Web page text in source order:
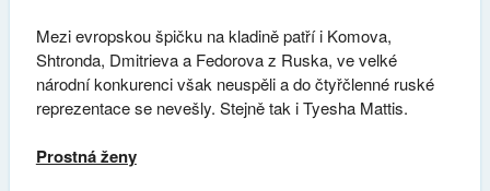
Mezi evropskou špičku na kladině patří i Komova,
Shtronda, Dmitrieva a Fedorova z Ruska, ve velké
národní konkurenci však neuspěli a do čtyřčlenné ruské
reprezentace se nevešly. Stejně tak i Tyesha Mattis.
Prostná ženy